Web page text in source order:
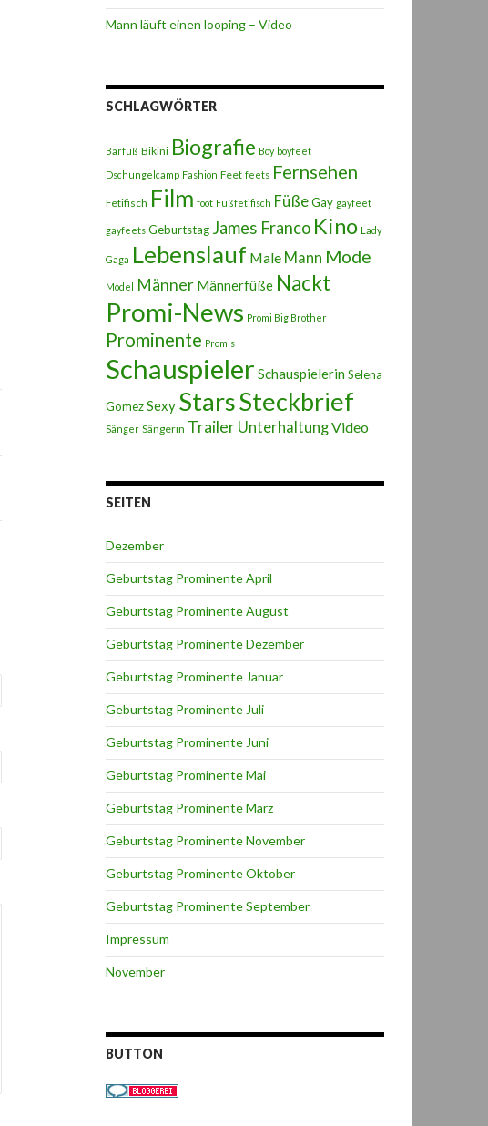
Mann läuft einen looping – Video
SCHLAGWÖRTER
Barfuß Bikini Biografie Boy boyfeet
Dschungelcamp Fashion Feet feets Fernsehen
Fetifisch Film foot Fußfetifisch FüßeGay gayfeet
gayfeets Geburtstag James Franco Kino Lady
Gaga Lebenslauf Male Mann Mode
Model Männer Männerfüße Nackt
Promi-News Promi Big Brother
Prominente Promis
Schauspieler Schauspielerin Selena
GomezSexy StarsSteckbrief
Sänger Sängerin Trailer UnterhaltungVideo
SEITEN
Dezember
Geburtstag Prominente April
Geburtstag Prominente August
Geburtstag Prominente Dezember
Geburtstag Prominente Januar
Geburtstag Prominente Juli
Geburtstag Prominente Juni
Geburtstag Prominente Mai
Geburtstag Prominente März
Geburtstag Prominente November
Geburtstag Prominente Oktober
Geburtstag Prominente September
Impressum
November
BUTTON